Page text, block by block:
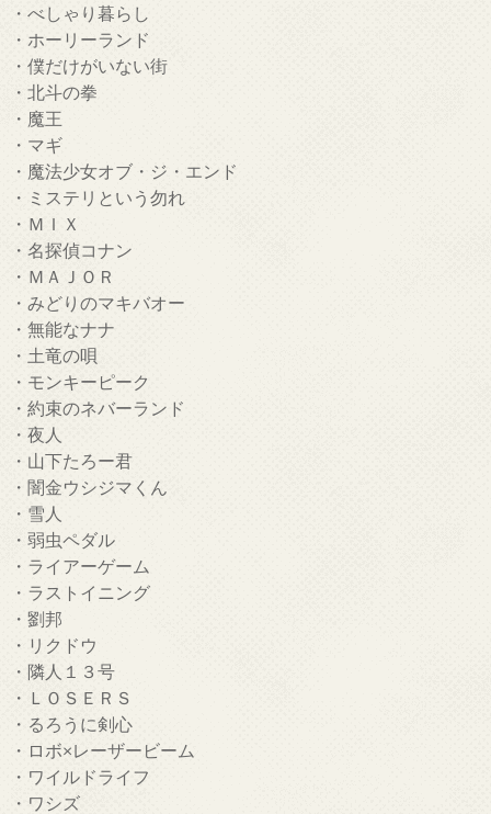
・べしゃり暮らし
・ホーリーランド
・僕だけがいない街
・北斗の拳
・魔王
・マギ
・魔法少女オブ・ジ・エンド
・ミステリという勿れ
・ＭＩＸ
・名探偵コナン
・ＭＡＪＯＲ
・みどりのマキバオー
・無能なナナ
・土竜の唄
・モンキーピーク
・約束のネバーランド
・夜人
・山下たろー君
・闇金ウシジマくん
・雪人
・弱虫ペダル
・ライアーゲーム
・ラストイニング
・劉邦
・リクドウ
・隣人１３号
・ＬＯＳＥＲＳ
・るろうに剣心
・ロボ×レーザービーム
・ワイルドライフ
・ワシズ